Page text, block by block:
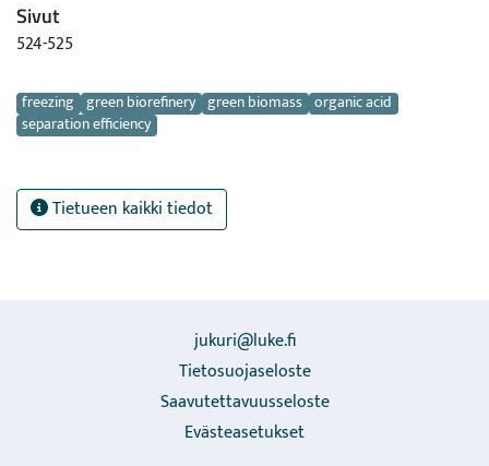
Sivut
524-525
Avainsanat
freezing green biorefinery green biomass organic acid
separation efficiency
Tietueen kaikki tiedot
jukuri@luke.fi
Tietosuojaseloste
Saavutettavuusseloste
Evästeasetukset